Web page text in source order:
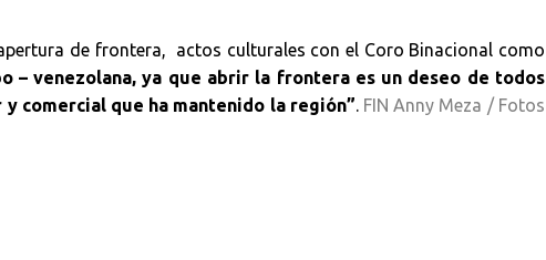
de frontera, actos culturales con el Coro Binacional como
– venezolana, ya que abrir la frontera es un deseo de todos
comercial que ha mantenido la región” FIN Anny Meza / Fotos